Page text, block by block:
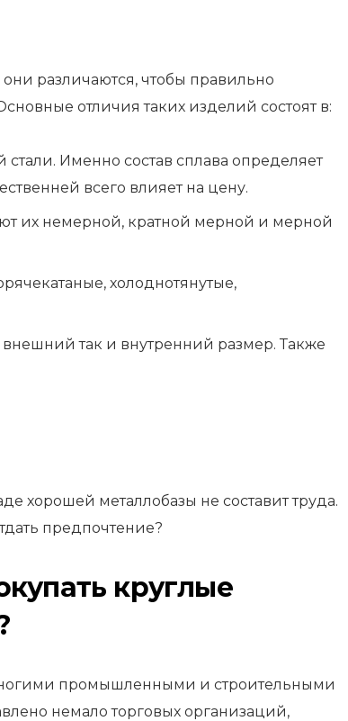
различаются, чтобы правильно
отличия таких изделий состоят в:
Именно состав сплава определяет
всего влияет на цену.
их немерной, кратной мерной и мерной
холоднотянутые,
так и внутренний размер. Также
хорошей металлобазы не составит труда.
предпочтение?
круглые
промышленными и строительными
немало торговых организаций,